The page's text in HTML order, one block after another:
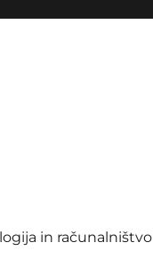
in računalništvo